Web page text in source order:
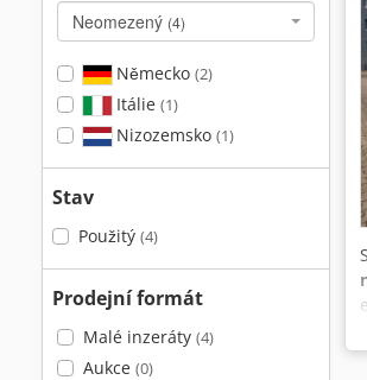
Neomezený (4)
Německo (2)
Itálie (1)
Nizozemsko (1)
Stav
Použitý (4)
Prodejní formát
Malé inzeráty (4)
Aukce (0)